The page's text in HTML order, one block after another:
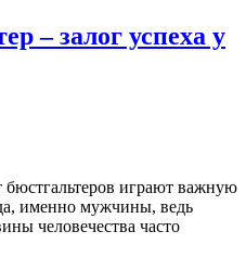
– залог успеха у
играют важную
именно мужчины, ведь
человечества часто